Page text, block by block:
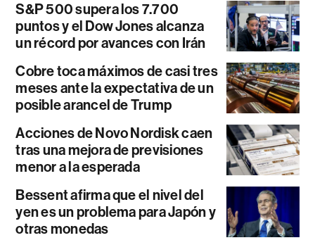
S&P 500 supera los 7.700
puntos y el Dow Jones alcanza
un récord por avances con Irán
Cobre toca máximos de casi tres
meses ante la expectativa de un
posible arancel de Trump
Acciones de Novo Nordisk caen
tras una mejora de previsiones
menor a la esperada
Bessent afirma que el nivel del
yen es un problema para Japón y
otras monedas